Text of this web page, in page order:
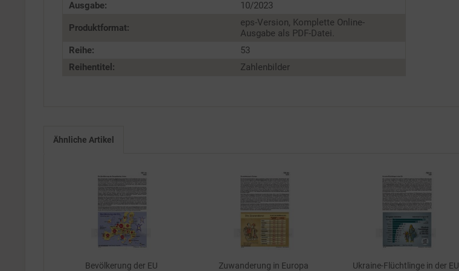
Ausgabe: 10/2023
Produktformat:
eps-Version, Komplette Online-
Ausgabe als PDF-Datei.
Reihe:
53
Reihentitel:
Zahlenbilder
Ähnliche Artikel
Bevölkerung der EU Zuwanderung in Europa Ukraine-Flüchtlinge in der EU